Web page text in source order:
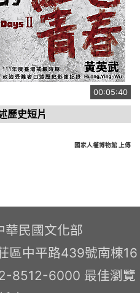
00:05:40
歷史短片
國家人權博物館 上傳
民國文化部
區中平路439號南棟16
8512-6000 最佳瀏覽